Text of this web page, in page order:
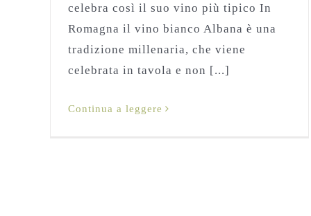
celebra così il suo vino più tipico In
Romagna il vino bianco Albana è una
tradizione millenaria, che viene
celebrata in tavola e non [...]
Continua a leggere